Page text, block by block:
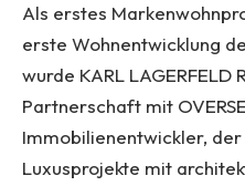
Als erstes
erste Wohnentwicklung
wurde KARL LAGERFELD
Partnerschaft mit
Immobilienentwickler,
Luxusprojekte mit